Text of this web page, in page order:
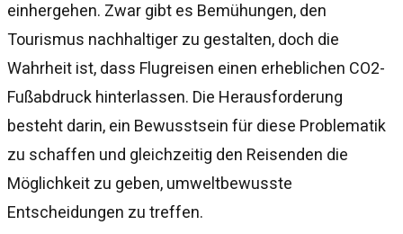
einhergehen. Zwar gibt es Bemühungen, den
Tourismus nachhaltiger zu gestalten, doch die
Wahrheit ist, dass Flugreisen einen erheblichen CO2-
Fußabdruck hinterlassen. Die Herausforderung
besteht darin, ein Bewusstsein für diese Problematik
zu schaffen und gleichzeitig den Reisenden die
Möglichkeit zu geben, umweltbewusste
Entscheidungen zu treffen.